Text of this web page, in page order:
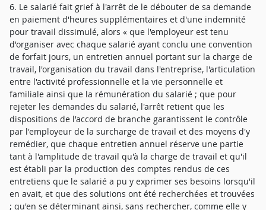
6. Le salarié fait grief à l'arrêt de le débouter de sa demande
en paiement d'heures supplémentaires et d'une indemnité
pour travail dissimulé, alors « que l'employeur est tenu
d'organiser avec chaque salarié ayant conclu une convention
de forfait jours, un entretien annuel portant sur la charge de
travail, l'organisation du travail dans l'entreprise, l'articulation
entre l'activité professionnelle et la vie personnelle et
familiale ainsi que la rémunération du salarié ; que pour
rejeter les demandes du salarié, l'arrêt retient que les
dispositions de l'accord de branche garantissent le contrôle
par l'employeur de la surcharge de travail et des moyens d'y
remédier, que chaque entretien annuel réserve une partie
tant à l'amplitude de travail qu'à la charge de travail et qu'il
est établi par la production des comptes rendus de ces
entretiens que le salarié a pu y exprimer ses besoins lorsqu'il
en avait, et que des solutions ont été recherchées et trouvées
; qu'en se déterminant ainsi, sans rechercher, comme elle y